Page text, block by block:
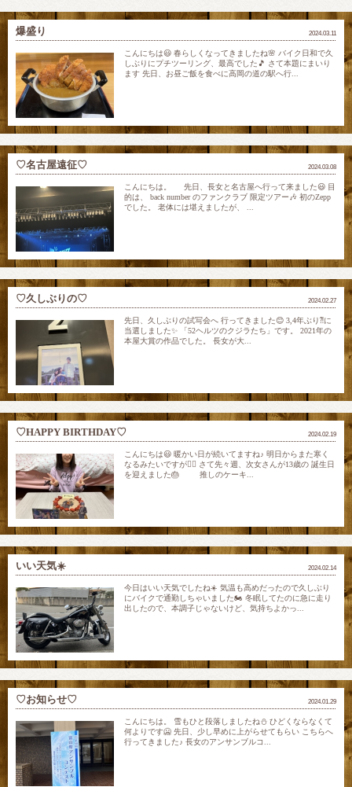
2024.03.11
爆盛り
こんにちは😃 春らしくなってきましたね🌸 バイク日和で久
しぶりにプチツーリング、最高でした🎵 さて本題にまいり
ます 先日、お昼ご飯を食べに高岡の道の駅へ行...
2024.03.08
♡名古屋遠征♡
こんにちは。 先日、長女と名古屋へ行って来ました😃 目
的は、 back number のファンクラブ 限定ツアー🎶 初のZepp
でした。 老体には堪えましたが、 ...
2024.02.27
♡久しぶりの♡
先日、久しぶりの試写会へ 行ってきました😊 3,4年ぶり⁈に
当選しました✨ 「52ヘルツのクジラたち」です。 2021年の
本屋大賞の作品でした。 長女が大...
2024.02.19
♡HAPPY BIRTHDAY♡
こんにちは😃 暖かい日が続いてますね♪ 明日からまた寒く
なるみたいですが😮‍💨 さて先々週、次女さんが13歳の 誕生日
を迎えました🎂 推しのケーキ...
2024.02.14
いい天気☀️
今日はいい天気でしたね☀️ 気温も高めだったので久しぶり
にバイクで通勤しちゃいました🏍️ 冬眠してたのに急に走り
出したので、本調子じゃないけど、気持ちよかっ...
2024.01.29
♡お知らせ♡
こんにちは。 雪もひと段落しましたね⛄️ ひどくならなくて
何よりです🥶 先日、少し早めに上がらせてもらい こちらへ
行ってきました♪ 長女のアンサンブルコ...